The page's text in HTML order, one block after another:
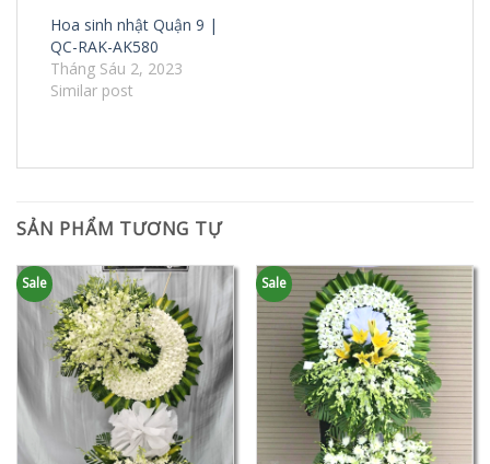
Hoa sinh nhật Quận 9 |
QC-RAK-AK580
Tháng Sáu 2, 2023
Similar post
SẢN PHẨM TƯƠNG TỰ
Sale Sale